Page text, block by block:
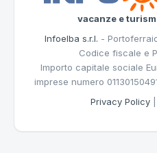
vacanze e
Infoelba s.r.l. -
Codice fiscale e
Importo capitale sociale
imprese numero
Privacy Policy|